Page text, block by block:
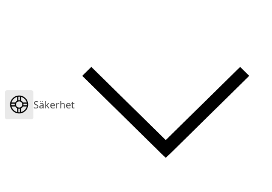
Säkerhet